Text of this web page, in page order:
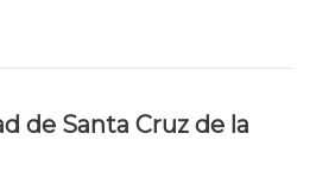
de Santa Cruz de la